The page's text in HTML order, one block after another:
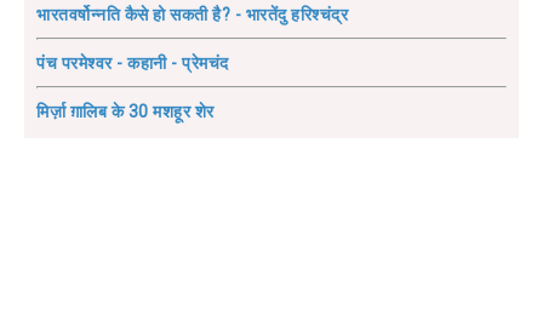
भारतवर्षोन्नति कैसे हो सकती है? - भारतेंदु हरिश्चंद्र
पंच परमेश्वर - कहानी - प्रेमचंद
मिर्ज़ा ग़ालिब के 30 मशहूर शेर